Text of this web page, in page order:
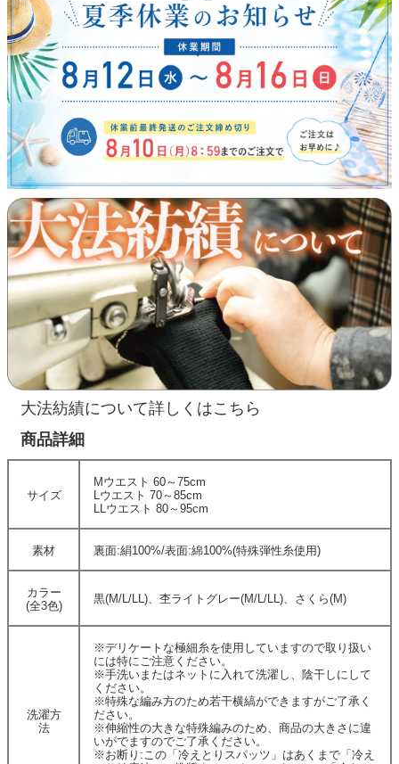
大法紡績について詳しくはこちら
商品詳細
サイズ
Mウエスト 60～75cm
Lウエスト 70～85cm
LLウエスト 80～95cm
素材 裏面:絹100%/表面:綿100%(特殊弾性糸使用)
カラー
(全3色)
黒(M/L/LL)、杢ライトグレー(M/L/LL)、さくら(M)
洗濯方
法
※デリケートな極細糸を使用していますので取り扱い
には特にご注意ください。
※手洗いまたはネットに入れて洗濯し、陰干しにして
ください。
※特殊な編み方のため若干横縞ができますがご了承く
ださい。
※伸縮性の大きな特殊編みのため、商品の大きさに違
いがでますのでご了承ください。
※お断り:この「冷えとりスパッツ」はあくまで「冷え